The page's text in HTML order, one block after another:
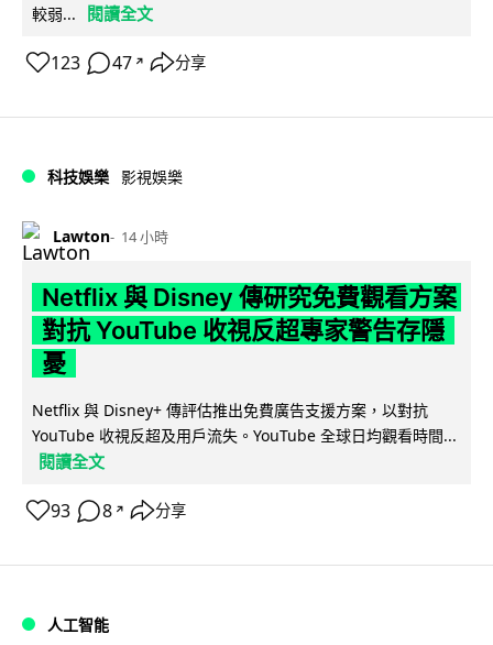
較弱...
閱讀全文
123 47 ↗ 分享
科技娛樂 影視娛樂
Lawton 14 小時
Netflix 與 Disney 傳研究免費觀看方案
對抗 YouTube 收視反超專家警告存隱
憂
Netflix 與 Disney+ 傳評估推出免費廣告支援方案，以對抗
YouTube 收視反超及用戶流失。YouTube 全球日均觀看時間...
閱讀全文
93 8 ↗ 分享
人工智能